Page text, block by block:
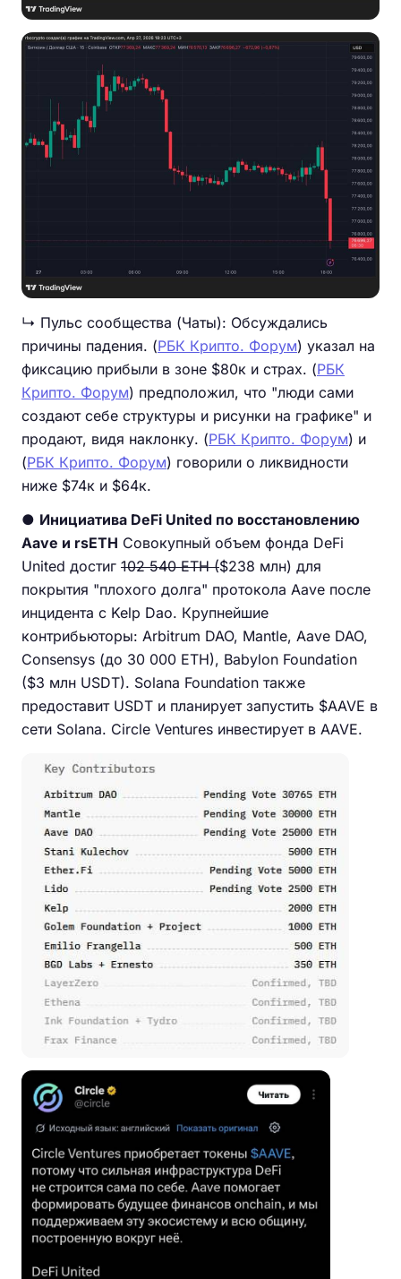
↳ Пульс сообщества (Чаты): Обсуждались
причины падения. (РБК Крипто. Форум) указал на
фиксацию прибыли в зоне $80к и страх. (РБК
Крипто. Форум) предположил, что "люди сами
создают себе структуры и рисунки на графике" и
продают, видя наклонку. (РБК Крипто. Форум) и
(РБК Крипто. Форум) говорили о ликвидности
ниже $74к и $64к.
● Инициатива DeFi United по восстановлению
Aave и rsETH Совокупный объем фонда DeFi
United достиг 102 540 ETH ($238 млн) для
покрытия "плохого долга" протокола Aave после
инцидента с Kelp Dao. Крупнейшие
контрибьюторы: Arbitrum DAO, Mantle, Aave DAO,
Consensys (до 30 000 ETH), Babylon Foundation
($3 млн USDT). Solana Foundation также
предоставит USDT и планирует запустить $AAVE в
сети Solana. Circle Ventures инвестирует в AAVE.